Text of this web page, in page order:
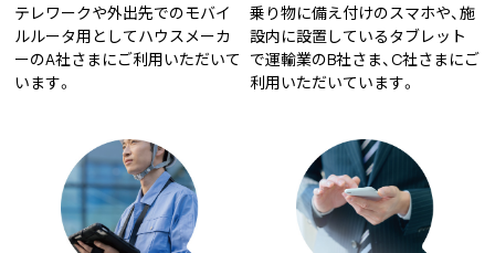
テレワークや外出先でのモバイ
ルルータ用としてハウスメーカ
ーのA社さまにご利用いただいて
います。
乗り物に備え付けのスマホや、施
設内に設置しているタブレット
で運輸業のB社さま、C社さまにご
利用いただいています。